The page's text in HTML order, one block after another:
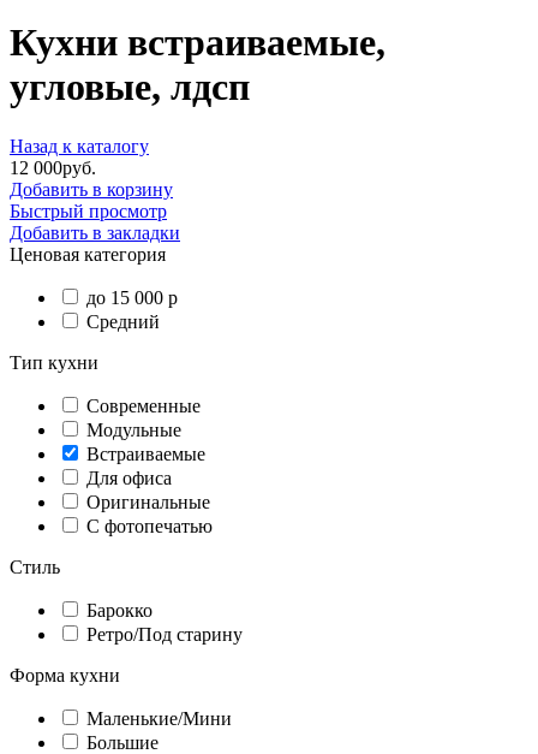
Кухни встраиваемые,
угловые, лдсп
Назад к каталогу
12 000руб.
Добавить в корзину
Быстрый просмотр
Добавить в закладки
Ценовая категория
до 15 000 р
Средний
Тип кухни
Современные
Модульные
Встраиваемые
Для офиса
Оригинальные
С фотопечатью
Стиль
Барокко
Ретро/Под старину
Форма кухни
Маленькие/Мини
Большие